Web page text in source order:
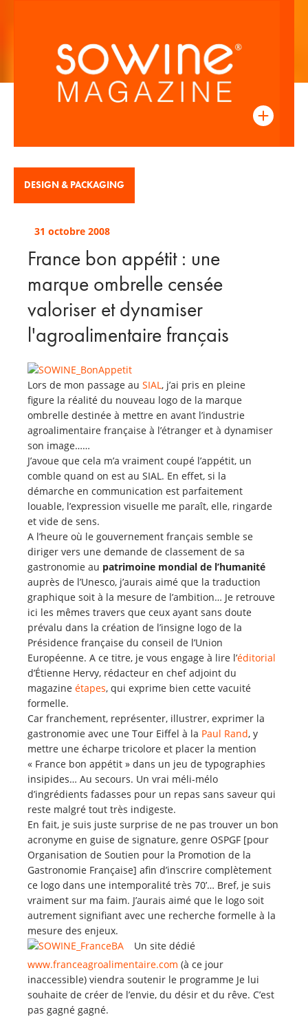
DESIGN & PACKAGING
31 octobre 2008
France bon appétit : une
marque ombrelle censée
valoriser et dynamiser
l'agroalimentaire français
Lors de mon passage au SIAL, j’ai pris en pleine
figure la réalité du nouveau logo de la marque
ombrelle destinée à mettre en avant l’industrie
agroalimentaire française à l’étranger et à dynamiser
son image……
J’avoue que cela m’a vraiment coupé l’appétit, un
comble quand on est au SIAL. En effet, si la
démarche en communication est parfaitement
louable, l’expression visuelle me paraît, elle, ringarde
et vide de sens.
A l’heure où le gouvernement français semble se
diriger vers une demande de classement de sa
gastronomie au patrimoine mondial de l’humanité
auprès de l’Unesco, j’aurais aimé que la traduction
graphique soit à la mesure de l’ambition… Je retrouve
ici les mêmes travers que ceux ayant sans doute
prévalu dans la création de l’insigne logo de la
Présidence française du conseil de l’Union
Européenne. A ce titre, je vous engage à lire l’éditorial
d’Étienne Hervy, rédacteur en chef adjoint du
magazine étapes, qui exprime bien cette vacuité
formelle.
Car franchement, représenter, illustrer, exprimer la
gastronomie avec une Tour Eiffel à la Paul Rand, y
mettre une écharpe tricolore et placer la mention
« France bon appétit » dans un jeu de typographies
insipides… Au secours. Un vrai méli-mélo
d’ingrédients fadasses pour un repas sans saveur qui
reste malgré tout très indigeste.
En fait, je suis juste surprise de ne pas trouver un bon
acronyme en guise de signature, genre OSPGF [pour
Organisation de Soutien pour la Promotion de la
Gastronomie Française] afin d’inscrire complètement
ce logo dans une intemporalité très 70’… Bref, je suis
vraiment sur ma faim. J’aurais aimé que le logo soit
autrement signifiant avec une recherche formelle à la
mesure des enjeux.
Un site dédié
www.franceagroalimentaire.com (à ce jour
inaccessible) viendra soutenir le programme Je lui
souhaite de créer de l’envie, du désir et du rêve. C’est
pas gagné gagné.